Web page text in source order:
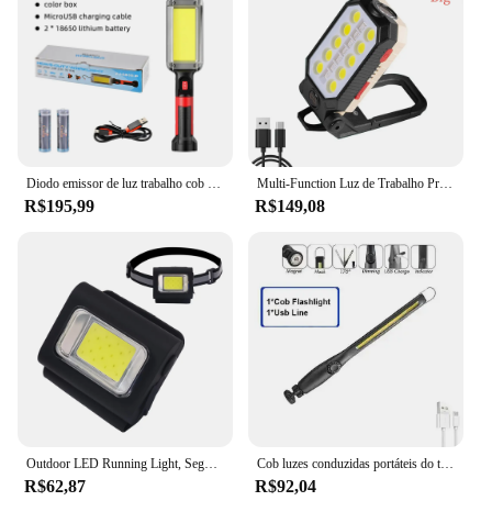
Diodo emissor de luz trabalho cob holofote 8000lm recarregável uso da lâmpada 2*18650 bateria led portátil luz magnética gancho clipe à prova dwaterproof água
R$195,99
Multi-Function Luz de Trabalho Projector, Lanterna Brilho, Bateria Embutida, Sucção Magnética, Power Display, Reparação Automóvel, Lâmpadas de Emergência
R$149,08
Outdoor LED Running Light, Segurança Silicone Clip Mode, Andando Lâmpada para a Noite, Portátil, Magnético, Emergência, Mochila, Novo
R$62,87
Cob luzes conduzidas portáteis do trabalho, lâmpada magnética do trabalho, para o reparo do carro, casa, garagem, emergência
R$92,04